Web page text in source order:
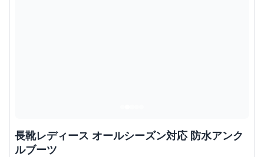
長靴レディース オールシーズン対応 防水アンク
ルブーツ